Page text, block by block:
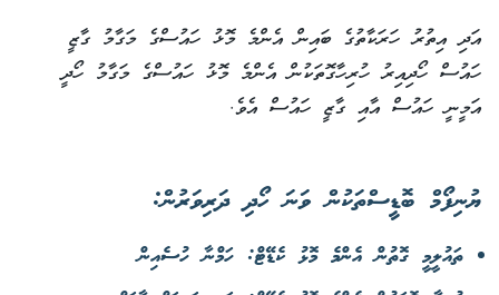
އަދި އިތުރު ހަރަކާތުގެ ބައިން އެންމެ މޮޅު ހައުސްގެ މަގާމު ގާޒީ
ހައުސް ހޯދިއިރު ހުރިހާގޮތަކުން އެންމެ މޮޅު ހައުސްގެ މަގާމު ހޯދީ
އަމީނީ ހައުސް އާއި ގާޒީ ހައުސް އެވެ.
ޔުނިފޯމް ބޮޑީސްތަކުން ވަނަ ހޯދި ދަރިވަރުން:
ތައުލީމީ ގޮތުން އެންމެ މޮޅު ކެޑޭޓް: ހަމްނާ ހުސެއިން